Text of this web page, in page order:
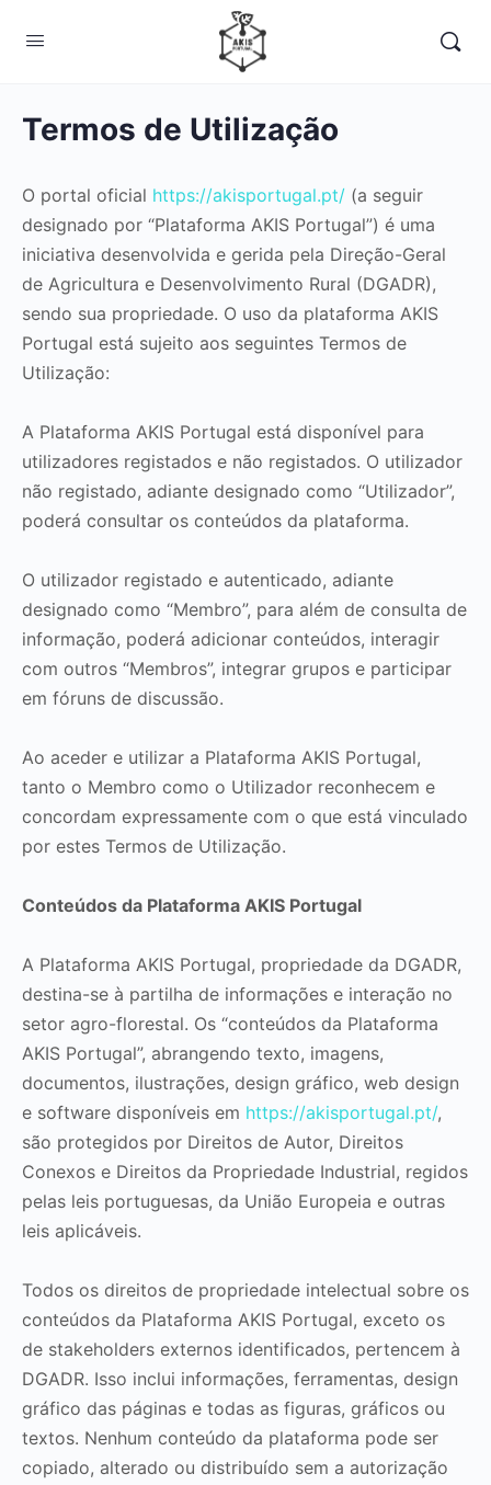
Termos de Utilização
O portal oficial https://akisportugal.pt/ (a seguir
designado por “Plataforma AKIS Portugal”) é uma
iniciativa desenvolvida e gerida pela Direção-Geral
de Agricultura e Desenvolvimento Rural (DGADR),
sendo sua propriedade. O uso da plataforma AKIS
Portugal está sujeito aos seguintes Termos de
Utilização:
A Plataforma AKIS Portugal está disponível para
utilizadores registados e não registados. O utilizador
não registado, adiante designado como “Utilizador”,
poderá consultar os conteúdos da plataforma.
O utilizador registado e autenticado, adiante
designado como “Membro”, para além de consulta de
informação, poderá adicionar conteúdos, interagir
com outros “Membros”, integrar grupos e participar
em fóruns de discussão.
Ao aceder e utilizar a Plataforma AKIS Portugal,
tanto o Membro como o Utilizador reconhecem e
concordam expressamente com o que está vinculado
por estes Termos de Utilização.
Conteúdos da Plataforma AKIS Portugal
A Plataforma AKIS Portugal, propriedade da DGADR,
destina-se à partilha de informações e interação no
setor agro-florestal. Os “conteúdos da Plataforma
AKIS Portugal”, abrangendo texto, imagens,
documentos, ilustrações, design gráfico, web design
e software disponíveis em https://akisportugal.pt/,
são protegidos por Direitos de Autor, Direitos
Conexos e Direitos da Propriedade Industrial, regidos
pelas leis portuguesas, da União Europeia e outras
leis aplicáveis.
Todos os direitos de propriedade intelectual sobre os
conteúdos da Plataforma AKIS Portugal, exceto os
de stakeholders externos identificados, pertencem à
DGADR. Isso inclui informações, ferramentas, design
gráfico das páginas e todas as figuras, gráficos ou
textos. Nenhum conteúdo da plataforma pode ser
copiado, alterado ou distribuído sem a autorização